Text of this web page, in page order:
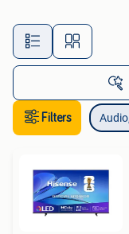
Filters